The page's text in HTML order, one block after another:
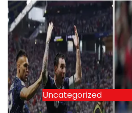
Uncategorized